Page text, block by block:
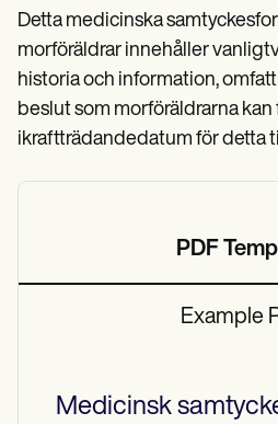
Detta medicinska
morföräldrar innehåller
historia och information,
beslut som morföräldrarna kan
ikraftträdandedatum för detta
PDF
Example
Medicinsk